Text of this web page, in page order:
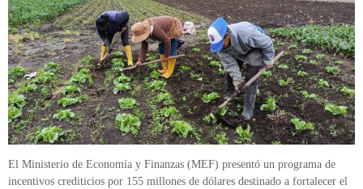
El Ministerio de Economía y Finanzas (MEF) presentó un programa de
incentivos crediticios por 155 millones de dólares destinado a fortalecer el